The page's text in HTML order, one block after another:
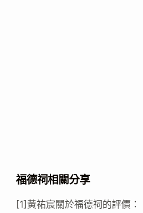
福德祠相關分享
[1]黃祐宸關於福德祠的評價：